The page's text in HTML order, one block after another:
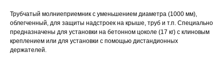
Трубчатый молниеприемник с уменьшением диаметра (1000 мм),
облегченный, для защиты надстроек на крыше, труб и т.п. Специально
предназначены для установки на бетонном цоколе (17 кг) с клиновым
креплением или для установки с помощью дистандионных
держателей.